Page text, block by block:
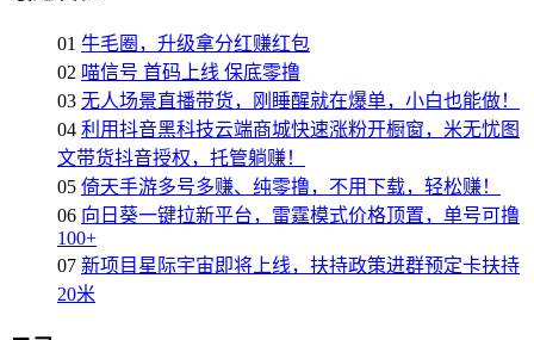
01 牛毛圈，升级拿分红赚红包
02 喵信号 首码上线 保底零撸
03 无人场景直播带货，刚睡醒就在爆单，小白也能做！
04 利用抖音黑科技云端商城快速涨粉开橱窗，米无忧图
文带货抖音授权，托管躺赚！
05 倚天手游多号多赚、纯零撸，不用下载，轻松赚！
06 向日葵一键拉新平台，雷霆模式价格顶置，单号可撸
100+
07 新项目星际宇宙即将上线，扶持政策进群预定卡扶持
20米